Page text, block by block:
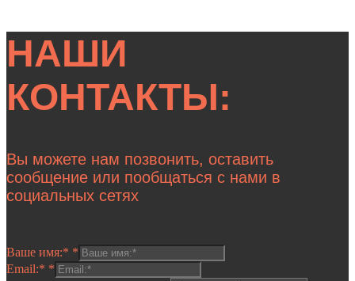
НАШИ
КОНТАКТЫ:
Вы можете нам позвонить, оставить
сообщение или пообщаться с нами в
социальных сетях
Ваше имя:* *
Email:* *